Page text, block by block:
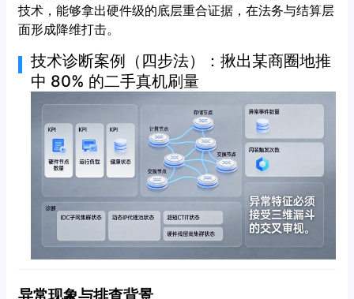
技术，能够拿出硬件级的底层重合证据，在法务与结算层
面形成降维打击。
技术诊断案例（四步法）：揪出某商圈地推
中 80% 的二手真机刷量
异常现象与排查背景